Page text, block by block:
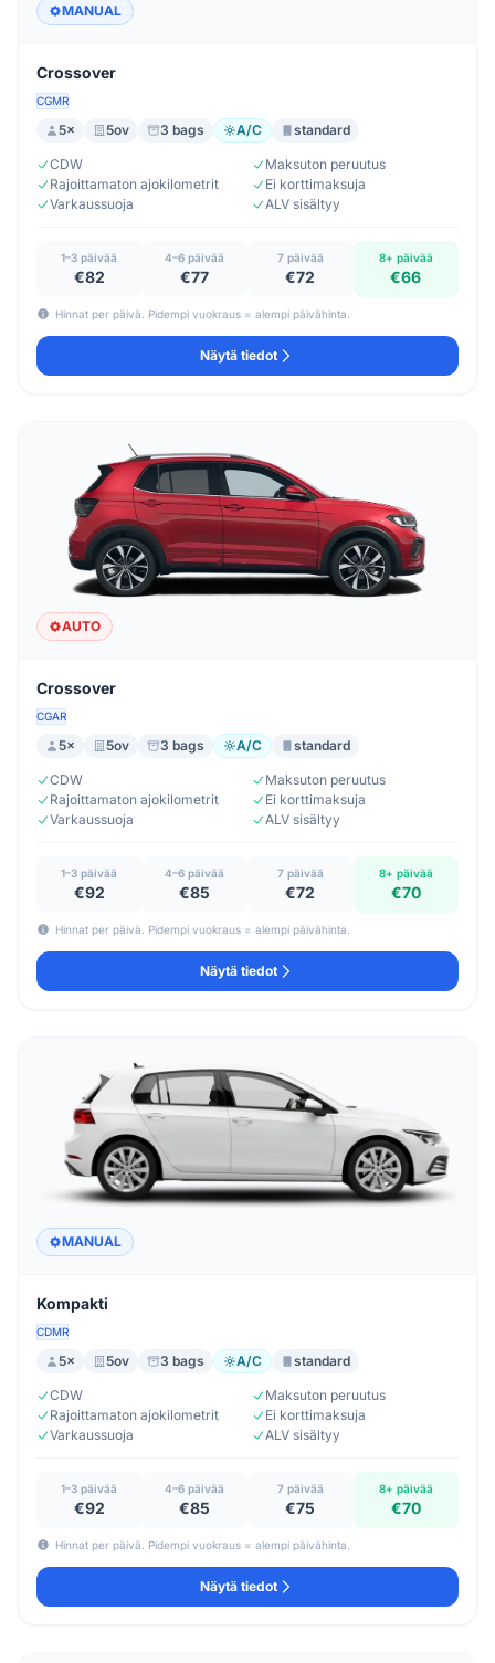
MANUAL
Crossover
CGMR
5× 5ov 3 bags A/C standard
CDW
Maksuton peruutus
Rajoittamaton ajokilometrit
Ei korttimaksuja
Varkaussuoja
ALV sisältyy
1–3 päivää
€82
4–6 päivää
€77
7 päivää
€72
8+ päivää
€66
Hinnat per päivä. Pidempi vuokraus = alempi päivähinta.
Näytä tiedot
AUTO
Crossover
CGAR
5× 5ov 3 bags A/C standard
CDW
Maksuton peruutus
Rajoittamaton ajokilometrit
Ei korttimaksuja
Varkaussuoja
ALV sisältyy
1–3 päivää
€92
4–6 päivää
€85
7 päivää
€72
8+ päivää
€70
Hinnat per päivä. Pidempi vuokraus = alempi päivähinta.
Näytä tiedot
MANUAL
Kompakti
CDMR
5× 5ov 3 bags A/C standard
CDW
Maksuton peruutus
Rajoittamaton ajokilometrit
Ei korttimaksuja
Varkaussuoja
ALV sisältyy
1–3 päivää
€92
4–6 päivää
€85
7 päivää
€75
8+ päivää
€70
Hinnat per päivä. Pidempi vuokraus = alempi päivähinta.
Näytä tiedot